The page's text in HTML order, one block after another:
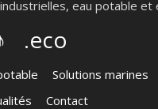
eau potable et
.eco
Solutions marines
Contact